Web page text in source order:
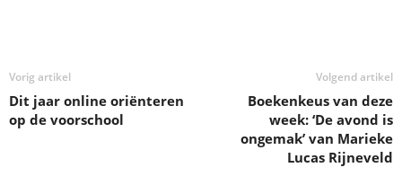
Vorig artikel
Dit jaar online oriënteren
op de voorschool
Volgend artikel
Boekenkeus van deze
week: ‘De avond is
ongemak’ van Marieke
Lucas Rijneveld